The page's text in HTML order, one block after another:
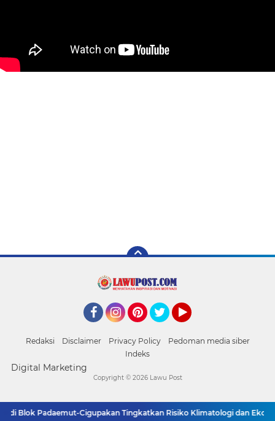
Redaksi Disclaimer Privacy Policy
Pedoman media siber
Indeks
Digital Marketing
Blok Padaemut-Cigupakan Tingkatkan Risiko Klimatologi dan Ekologi
Copyright © 2026 Lawu Post